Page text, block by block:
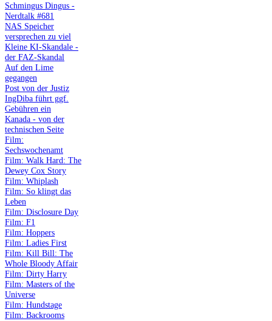
Schmingus Dingus -
Nerdtalk #681
NAS Speicher
versprechen zu viel
Kleine KI-Skandale -
der FAZ-Skandal
Auf den Lime
gegangen
Post von der Justiz
IngDiba führt ggf.
Gebühren ein
Kanada - von der
technischen Seite
Film:
Sechswochenamt
Film: Walk Hard: The
Dewey Cox Story
Film: Whiplash
Film: So klingt das
Leben
Film: Disclosure Day
Film: F1
Film: Hoppers
Film: Ladies First
Film: Kill Bill: The
Whole Bloody Affair
Film: Dirty Harry
Film: Masters of the
Universe
Film: Hundstage
Film: Backrooms